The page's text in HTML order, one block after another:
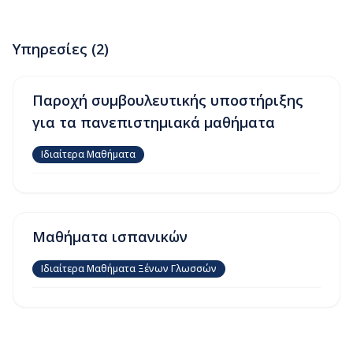
Υπηρεσίες (2)
Παροχή συμβουλευτικής υποστήριξης
για τα πανεπιστημιακά μαθήματα
Ιδιαίτερα Μαθήματα
Μαθήματα ισπανικών
Ιδιαίτερα Μαθήματα Ξένων Γλωσσών